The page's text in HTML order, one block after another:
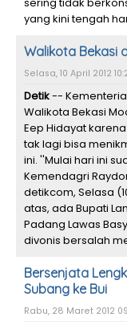
yang kini tengah
Walikota Bekasi
Selasa, 10 April 2012
Detik--
Walikota Bekasi
Eep Hidayat
tak lagi bisa
ini. ''Mulai hari ini
Kemendagri
detikcom, Selasa
atas, ada Bupati
Padang Lawas
divonis bersalah
Bersenjata
Subang ke Bui
Rabu, 28 Maret 2012